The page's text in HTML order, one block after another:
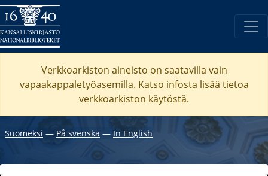
Verkkoarkiston aineisto on saatavilla vain
vapaakappaletyöasemilla. Katso infosta lisää tietoa
verkkoarkiston käytöstä.
Suomeksi ― På svenska ― In English